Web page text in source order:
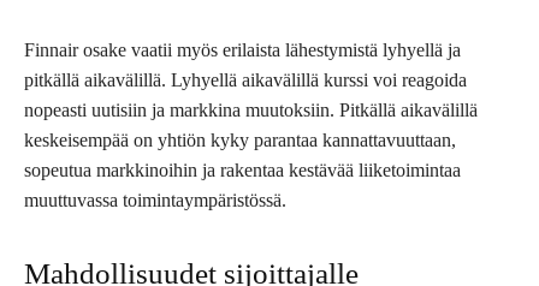
Finnair osake vaatii myös erilaista lähestymistä lyhyellä ja
pitkällä aikavälillä. Lyhyellä aikavälillä kurssi voi reagoida
nopeasti uutisiin ja markkina muutoksiin. Pitkällä aikavälillä
keskeisempää on yhtiön kyky parantaa kannattavuuttaan,
sopeutua markkinoihin ja rakentaa kestävää liiketoimintaa
muuttuvassa toimintaympäristössä.
Mahdollisuudet sijoittajalle